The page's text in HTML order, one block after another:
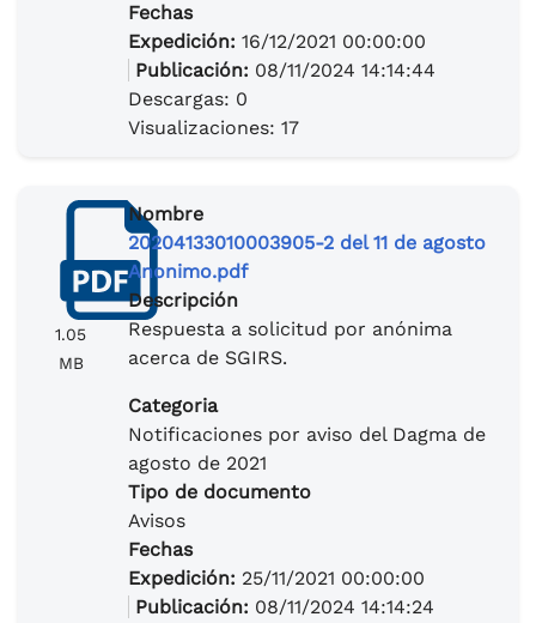
Fechas
Expedición: 16/12/2021 00:00:00
Publicación: 08/11/2024 14:14:44
Descargas: 0
Visualizaciones: 17
1.05
MB
Nombre
20204133010003905-2 del 11 de agosto
Anonimo.pdf
Descripción
Respuesta a solicitud por anónima
acerca de SGIRS.
Categoria
Notificaciones por aviso del Dagma de
agosto de 2021
Tipo de documento
Avisos
Fechas
Expedición: 25/11/2021 00:00:00
Publicación: 08/11/2024 14:14:24